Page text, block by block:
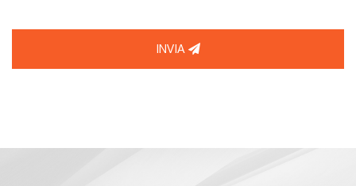
INVIA